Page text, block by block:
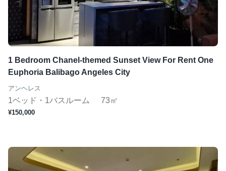
1 Bedroom Chanel-themed Sunset View For Rent One
Euphoria Balibago Angeles City
アンヘレス
1ベッド・1バスルーム 73㎡
¥150,000